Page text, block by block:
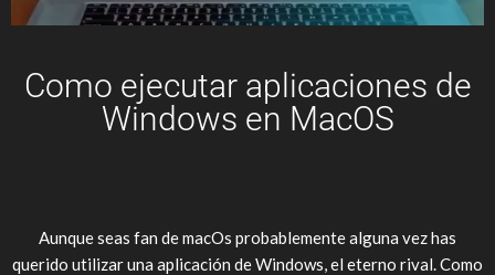
Como ejecutar aplicaciones de
Windows en MacOS
Aunque seas fan de macOs probablemente alguna vez has
querido utilizar una aplicación de Windows, el eterno rival. Como